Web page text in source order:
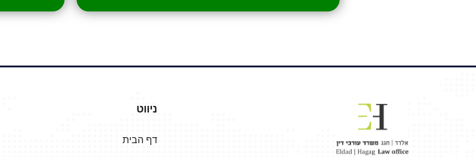
ניווט
דף הבית